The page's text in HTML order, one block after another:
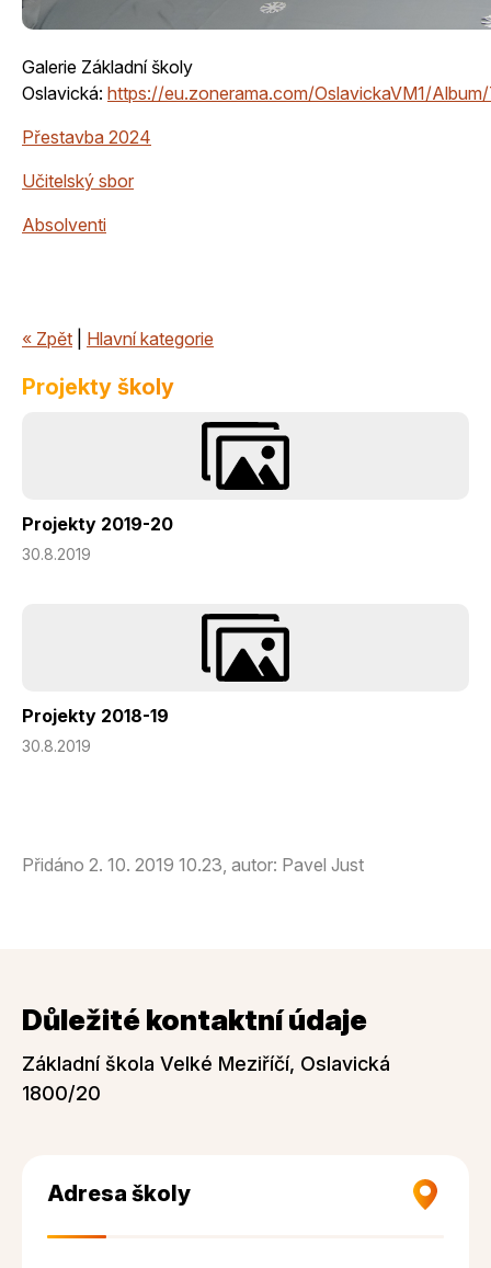
Galerie Základní školy
Oslavická: https://eu.zonerama.com/OslavickaVM1/
Přestavba 2024
Učitelský sbor
Absolventi
« Zpět Hlavní kategorie
Projekty školy
Projekty 2019-20
30.8.2019
Projekty 2018-19
30.8.2019
Přidáno 2. 10. 2019 10.23, autor: Pavel Just
Důležité kontaktní údaje
Základní škola Velké Meziříčí, Oslavická
1800/20
Adresa školy